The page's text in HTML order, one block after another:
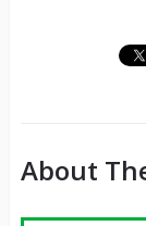
About